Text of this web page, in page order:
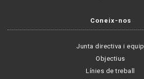
Coneix-nos
Junta directiva i equip
Objectius
Línies de treball